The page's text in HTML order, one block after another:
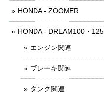
HONDA - ZOOMER
HONDA - DREAM100・125
エンジン関連
ブレーキ関連
タンク関連